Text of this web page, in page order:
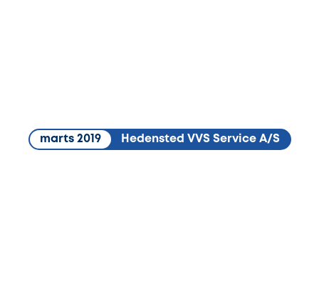
marts 2019 Hedensted VVS Service A/S